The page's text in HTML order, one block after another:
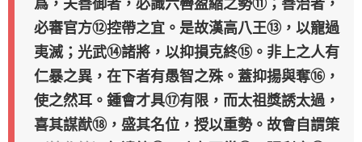
必審官方⑫控帶之宜。是故漢高八王⑬，以寵過
夷滅；光武⑭諸將，以抑損克終⑮。非上之人有
仁暴之異，在下者有愚智之殊。蓋抑揚與奪⑯，
使之然耳。鍾會才具⑰有限，而太祖獎誘太過，
喜其謀猷⑱，盛其名位，授以重勢。故會自謂策